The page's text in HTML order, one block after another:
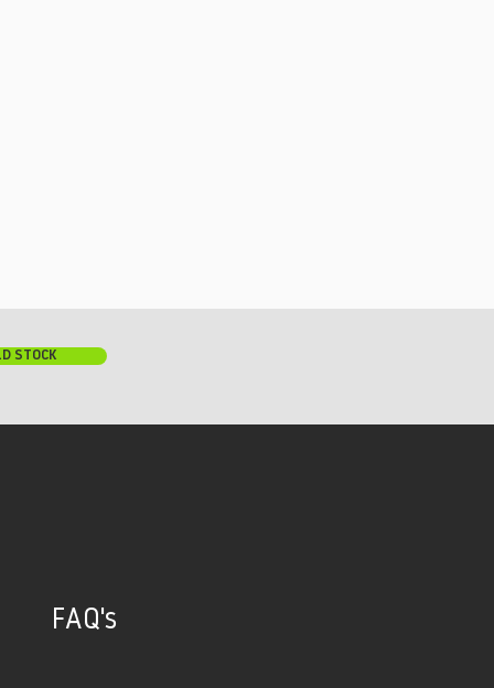
FAQ's
STOCK